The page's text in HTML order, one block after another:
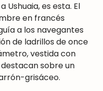
Ushuaia, es esta. El
en francés
a los navegantes
de ladrillos de once
vestida con
sobre un
grisáceo.